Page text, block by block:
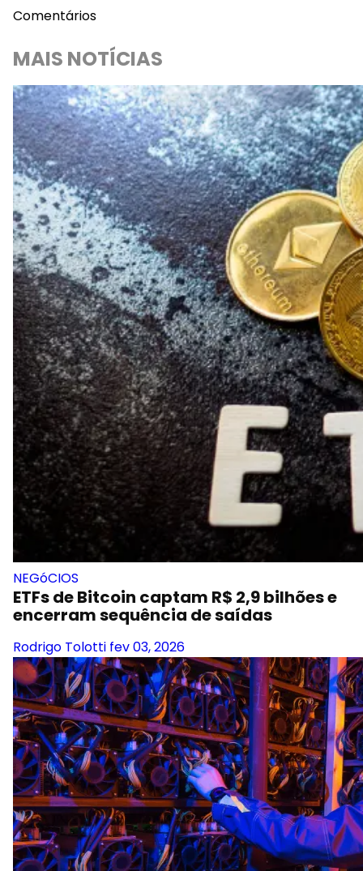
Comentários
MAIS NOTÍCIAS
NEGóCIOS
ETFs de Bitcoin captam R$ 2,9 bilhões e
encerram sequência de saídas
Rodrigo Tolotti fev 03, 2026